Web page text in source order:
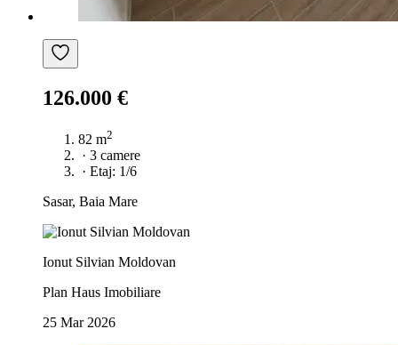
126.000 €
82 m2
· 3 camere
· Etaj: 1/6
Sasar, Baia Mare
Ionut Silvian Moldovan
Plan Haus Imobiliare
25 Mar 2026